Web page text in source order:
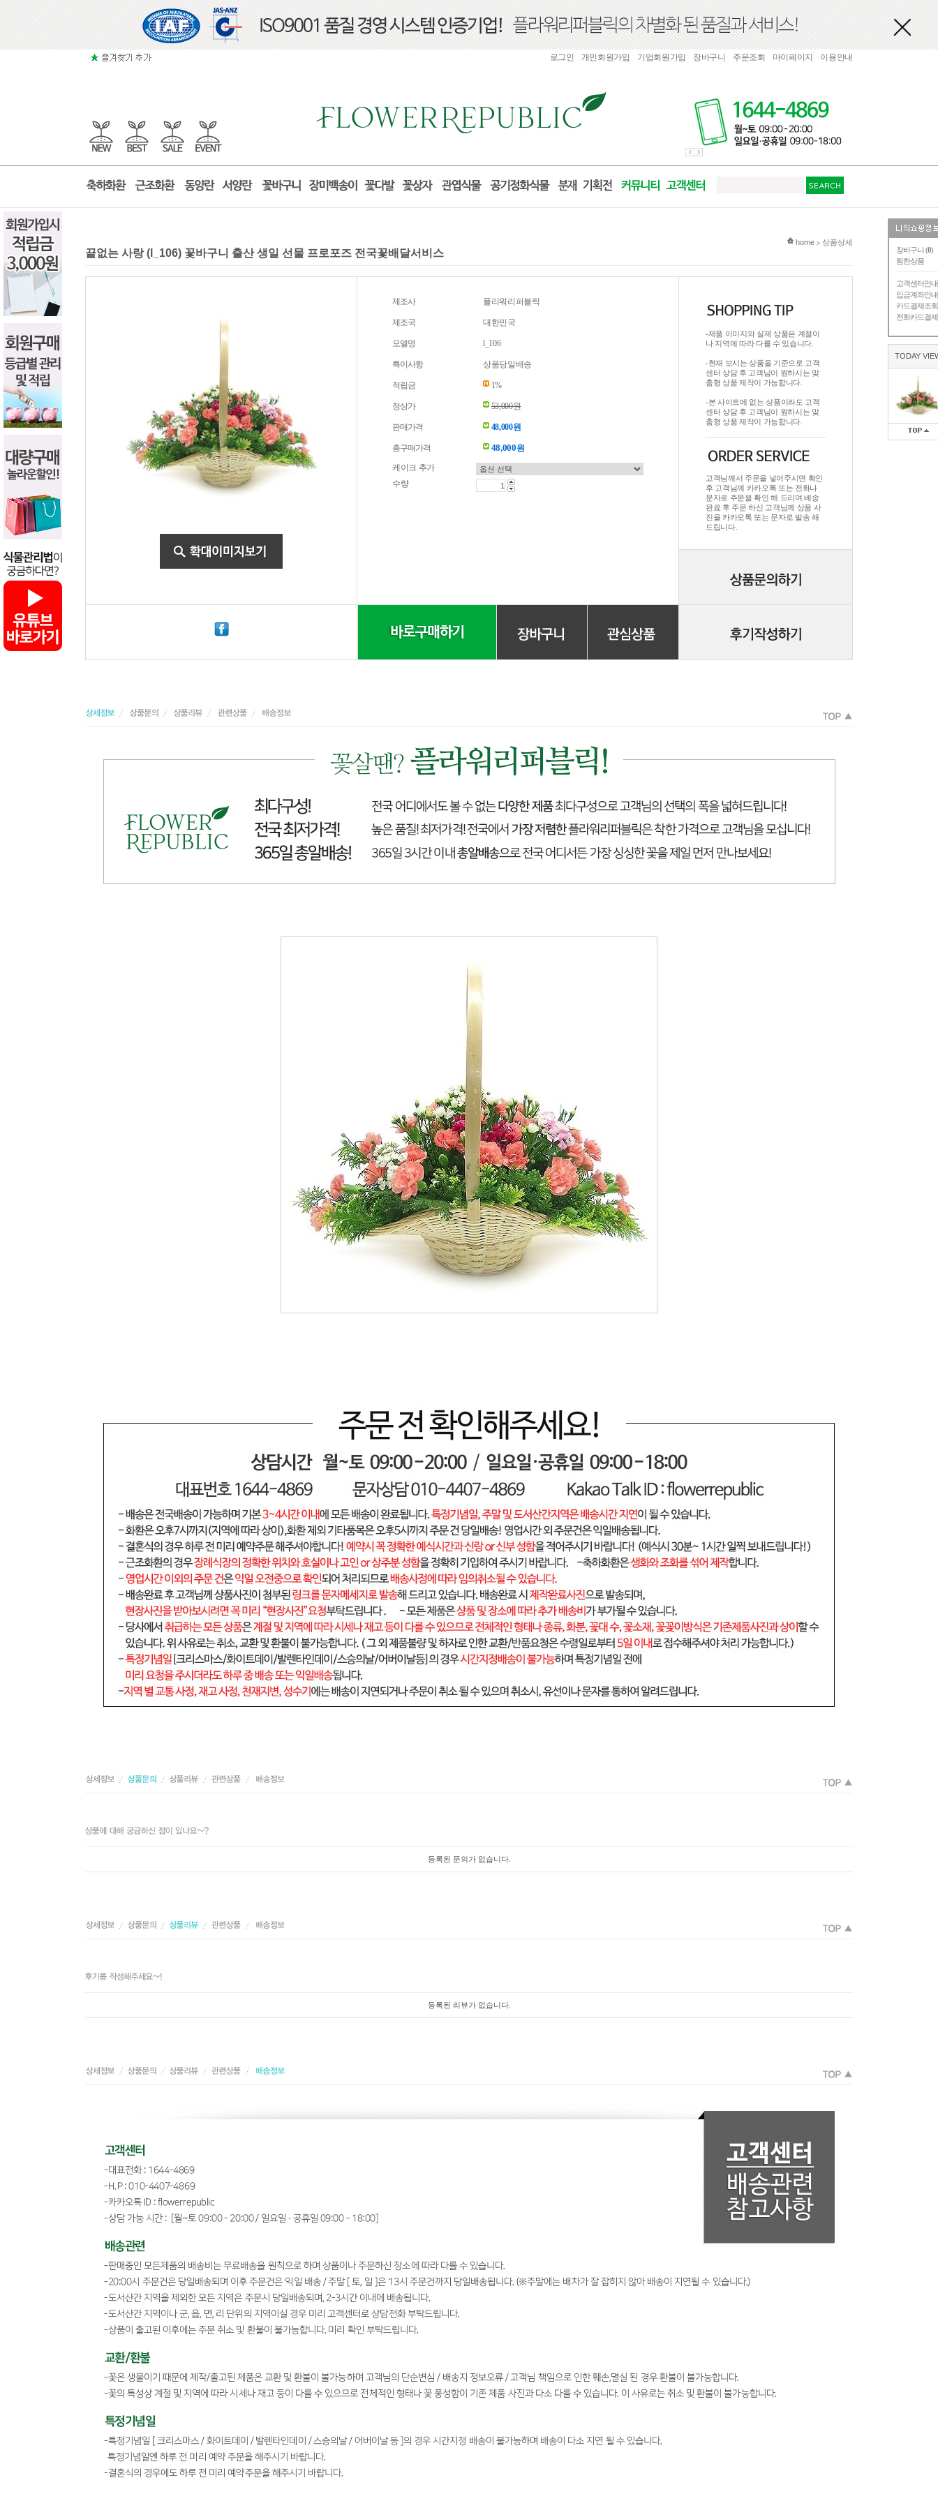
장바구니 (0)
찜한상품
고객센터안내
입금계좌안내
카드결제조회
전화카드결제
TODAY
로그인 개인회원가입 기업회원가입 장바구니 주문조회 마이페이지 이용안내
현재 위치
home > 상품상세
끝없는 사랑 (l_106) 꽃바구니 출산 생일 선물 프로포즈 전국꽃배달서비스
제조사 플리워리퍼블릭
제조국 대한민국
모델명 l_106
특이사항 상품당일배송
적립금 1%
정상가 53,000원
판매가격 48,000원
총구매가격 48,000원
케이크 추가
수량
-제품 이미지와 실제 상품은 계절이
나 지역에 따라 다를 수 있습니다.
-현재 보시는 상품을 기준으로 고객
센터 상담 후 고객님이 원하시는 맞
춤형 상품 제작이 가능합니다.
-본 사이트에 없는 상품이라도 고객
센터 상담 후 고객님이 원하시는 맞
춤형 상품 제작이 가능합니다.
고객님께서 주문을 넣어주시면 확인
후 고객님께 카카오톡 또는 전화나
문자로 주문을 확인 해 드리며.배송
완료 후 주문 하신 고객님께 상품 사
진을 카카오톡 또는 문자로 발송 해
드립니다.
등록된 문의가 없습니다.
등록된 리뷰가 없습니다.